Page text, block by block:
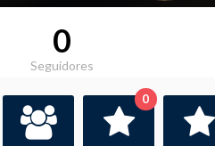
0
Seguidores
0